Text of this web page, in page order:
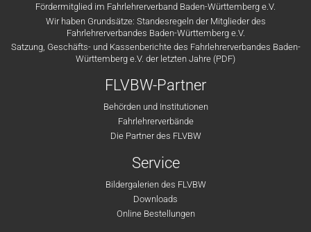
Fördermitglied im Fahrlehrerverband Baden-Württemberg e.V.
Wir haben Grundsätze: Standesregeln der Mitglieder des
Fahrlehrerverbandes Baden-Württemberg e.V.
Satzung, Geschäfts- und Kassenberichte des Fahrlehrerverbandes Baden-
Württemberg e.V. der letzten Jahre (PDF)
FLVBW-Partner
Behörden und Institutionen
Fahrlehrerverbände
Die Partner des FLVBW
Service
Bildergalerien des FLVBW
Downloads
Online Bestellungen